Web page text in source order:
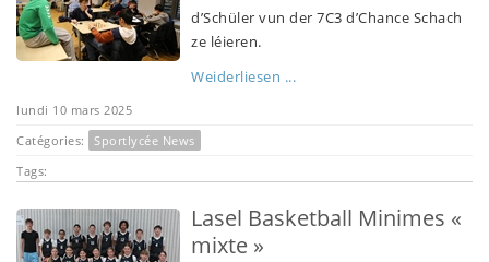
d’Schüler vun der 7C3 d’Chance Schach
ze léieren.
Weiderliesen ...
lundi 10 mars 2025
Catégories:
Sportlycée News
Tags:
Lasel Basketball Minimes «
mixte »